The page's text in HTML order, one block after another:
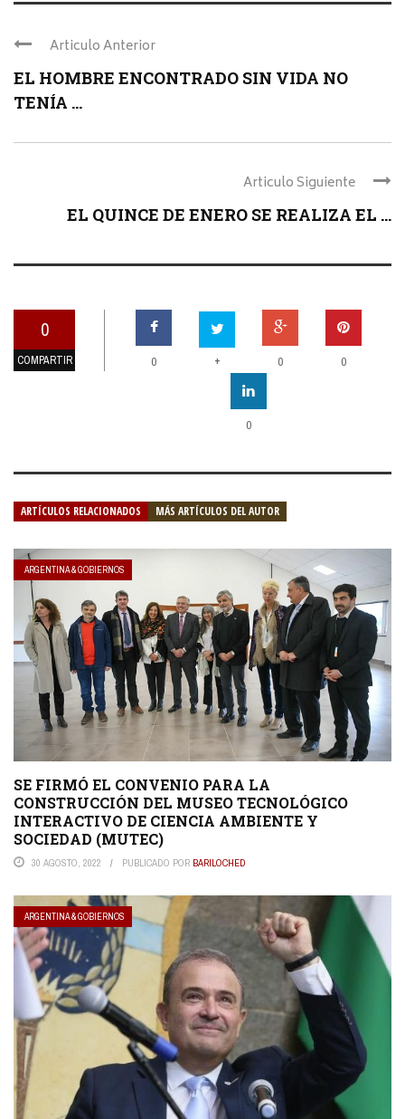
Articulo Anterior
EL HOMBRE ENCONTRADO SIN VIDA NO
TENÍA ...
Articulo Siguiente
EL QUINCE DE ENERO SE REALIZA EL ...
0
COMPARTIR 0 + 0 0
0
ARTÍCULOS RELACIONADOS MÁS ARTÍCULOS DEL AUTOR
ARGENTINA & GOBIERNOS
SE FIRMÓ EL CONVENIO PARA LA
CONSTRUCCIÓN DEL MUSEO TECNOLÓGICO
INTERACTIVO DE CIENCIA AMBIENTE Y
SOCIEDAD (MUTEC)
30 AGOSTO, 2022 PUBLICADO POR BARILOCHED
ARGENTINA & GOBIERNOS